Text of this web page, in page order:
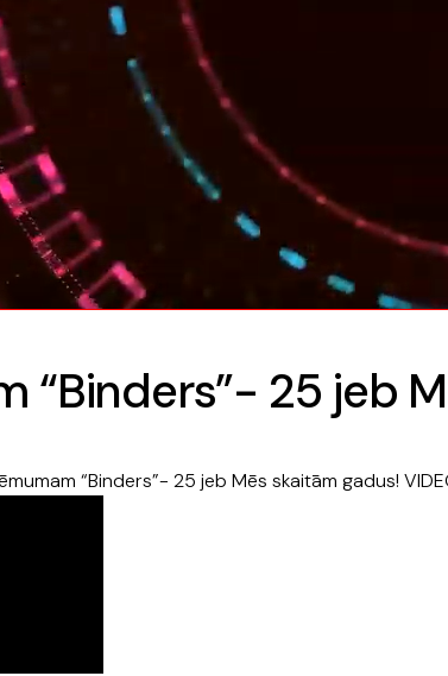
“Binders”- 25 jeb
“Binders”- 25 jeb Mēs skaitām gadus!